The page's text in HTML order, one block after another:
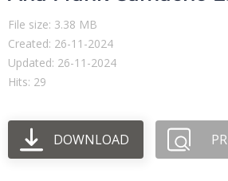
File size: 3.38 MB
Created: 26-11-2024
Updated: 26-11-2024
Hits: 29
DOWNLOAD